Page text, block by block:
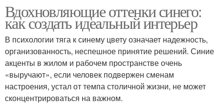
Морской стиль Современный стиль
Вдохновляющие оттенки синего:
как создать идеальный интерьер
В психологии тяга к синему цвету означает надежность,
организованность, неспешное принятие решений. Синие
акценты в жилом и рабочем пространстве очень
«выручают», если человек подвержен сменам
настроения, устал от темпа столичной жизни, не может
сконцентрироваться на важном.